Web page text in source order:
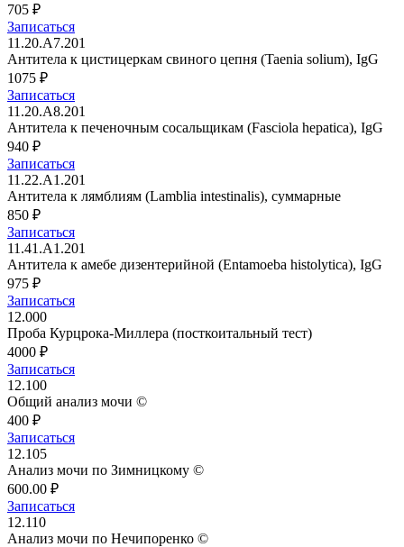
705 ₽
Записаться
11.20.A7.201
Антитела к цистицеркам свиного цепня (Taenia solium), IgG
1075 ₽
Записаться
11.20.A8.201
Антитела к печеночным сосальщикам (Fasciola hepatica), IgG
940 ₽
Записаться
11.22.A1.201
Антитела к лямблиям (Lamblia intestinalis), суммарные
850 ₽
Записаться
11.41.A1.201
Антитела к амебе дизентерийной (Entamoeba histolytica), IgG
975 ₽
Записаться
12.000
Проба Курцрока-Миллера (посткоитальный тест)
4000 ₽
Записаться
12.100
Общий анализ мочи ©
400 ₽
Записаться
12.105
Анализ мочи по Зимницкому ©
600.00 ₽
Записаться
12.110
Анализ мочи по Нечипоренко ©